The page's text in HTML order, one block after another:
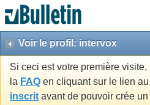
Voir le profil: intervox
Si ceci est votre première
la FAQ en cliquant sur le lien
inscrit avant de pouvoir crée